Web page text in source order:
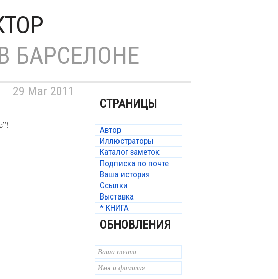
БАРСЕЛОНЕ
29 Mar 2011
СТРАНИЦЫ
Автор
Иллюстраторы
Каталог заметок
Подписка по почте
Ваша история
Ссылки
Выставка
* КНИГА
ОБНОВЛЕНИЯ